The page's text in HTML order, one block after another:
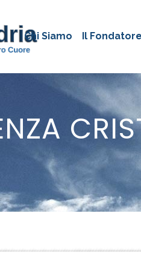
Chi Siamo Il Fondatore